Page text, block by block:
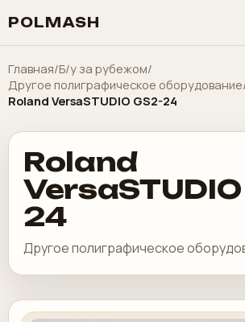
POLMASH
Главная/Б/у за рубежом/
Другое полиграфическое оборудование
Roland VersaSTUDIO GS2-24
Roland
VersaSTUDIO
24
Другое полиграфическое